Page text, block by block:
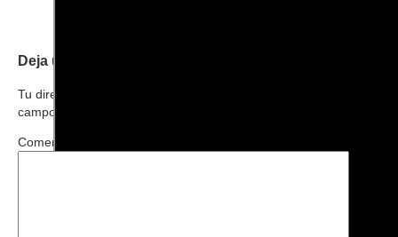
Deja una respuesta
Tu dirección de correo electrónico no será publicada.
campos obligatorios están marcados con
Comentario